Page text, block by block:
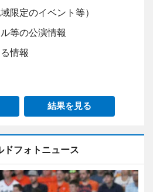
限定のイベント等）
等の公演情報
情報
結果を見る
ドフォトニュース